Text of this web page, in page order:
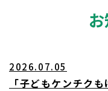
2026.07.05
「子どもケンチク